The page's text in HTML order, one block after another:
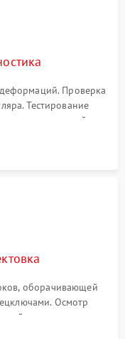
Проверка
Тестирование
кольца отстройки
внутренних
оборачивающей
Осмотр
пружин и
люфта, смещения